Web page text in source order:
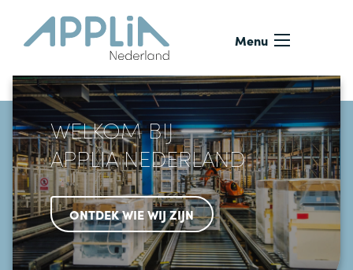
Ga naar de inhoud
Menu
WELKOM BIJ
APPLIA NEDERLAND
ONTDEK WIE WIJ ZIJN